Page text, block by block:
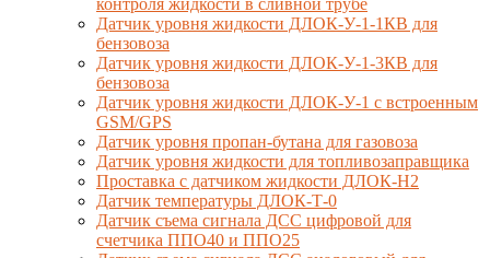
Датчик уровня жидкости ДЛОК-У-1-1КВ для
бензовоза
Датчик уровня жидкости ДЛОК-У-1-3КВ для
бензовоза
Датчик уровня жидкости ДЛОК-У-1 с встроенным
GSM/GPS
Датчик уровня пропан-бутана для газовоза
Датчик уровня жидкости для топливозаправщика
Проставка с датчиком жидкости ДЛОК-Н2
Датчик температуры ДЛОК-Т-0
Датчик съема сигнала ДСС цифровой для
счетчика ППО40 и ППО25